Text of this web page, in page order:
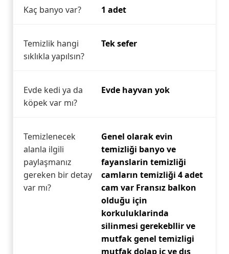
Kaç banyo var? 1 adet
Temizlik hangi
sıklıkla yapılsın?
Tek sefer
Evde kedi ya da
köpek var mı?
Evde hayvan yok
Temizlenecek
alanla ilgili
paylaşmanız
gereken bir detay
var mı?
Genel olarak evin
temizliği banyo ve
fayanslarin temizliği
camların temizliği 4 adet
cam var Fransız balkon
olduğu için
korkuluklarinda
silinmesi gerekebllir ve
mutfak genel temizligi
mutfak dolap iç ve dış